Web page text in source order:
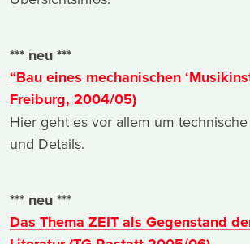
*** neu ***
“Bau eines mechanischen
Freiburg, 2004/05)
Hier geht es vor allem um
und Details.
*** neu ***
Das Thema ZEIT als Gegenstand